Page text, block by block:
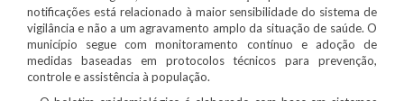
notificações está relacionado à maior sensibilidade do sistema de
vigilância e não a um agravamento amplo da situação de saúde. O
município segue com monitoramento contínuo e adoção de
medidas baseadas em protocolos técnicos para prevenção,
controle e assistência à população.